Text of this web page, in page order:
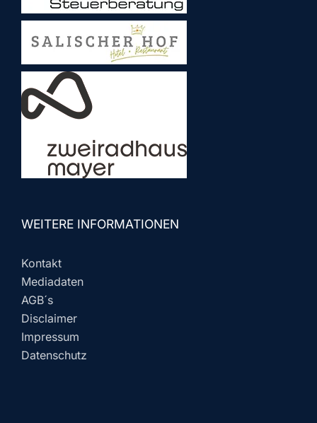
WEITERE INFORMATIONEN
Kontakt
Mediadaten
AGB´s
Disclaimer
Impressum
Datenschutz